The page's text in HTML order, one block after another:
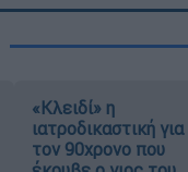
«Κλειδί» η
ιατροδικαστική για
τον 90χρονο που